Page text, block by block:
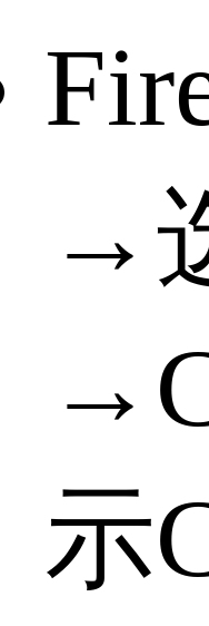
→
示